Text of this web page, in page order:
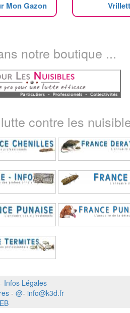
Mon Gazon
notre boutique ...
contre les
- Infos Légales
- @- info@k3d.fr